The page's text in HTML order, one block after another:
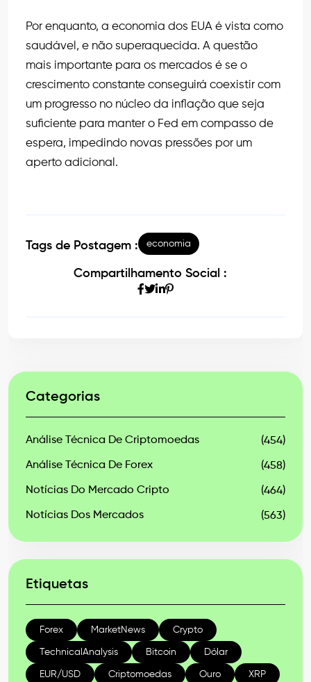
Por enquanto, a economia dos EUA é vista como
saudável, e não superaquecida. A questão
mais importante para os mercados é se o
crescimento constante conseguirá coexistir com
um progresso no núcleo da inflação que seja
suficiente para manter o Fed em compasso de
espera, impedindo novas pressões por um
aperto adicional.
Tags de Postagem : economia
Compartilhamento Social :
Categorias
Análise Técnica De Criptomoedas (454)
Análise Técnica De Forex (458)
Notícias Do Mercado Cripto (464)
Notícias Dos Mercados (563)
Etiquetas
Forex MarketNews Crypto
TechnicalAnalysis Bitcoin Dólar
EUR/USD Criptomoedas Ouro XRP